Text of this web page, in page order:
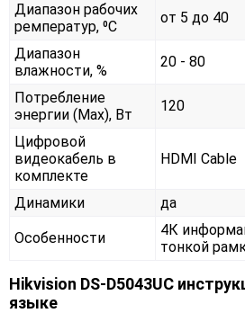
Диапазон рабочих
ремператур, ⁰С
от 5 до 40
Диапазон
влажности, %
20 - 80
Потребление
энергии (Max), Вт
120
Цифровой
видеокабель в
комплекте
HDMI Cable
Динамики да
Особенности
4К
тонкой
Hikvision DS-D5043UC
языке